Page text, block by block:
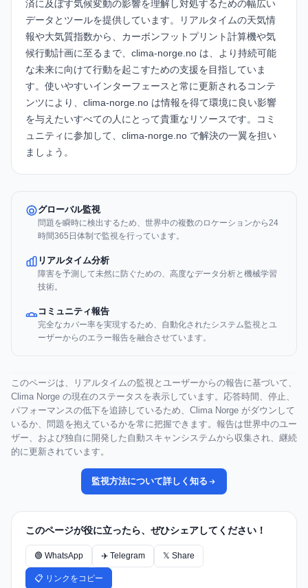
済に及ぼす気候変動の影響を理解し対処するための幅広い
データとツールを提供しています。リアルタイムの天気情
報や大気質指数から、カーボンフットプリント計算機や気
候行動計画に至るまで、clima-norge.no は、より持続可能
な未来に向けて行動を起こすための支援を目指していま
す。使いやすいインターフェースと常に更新されるコンテ
ンツにより、clima-norge.no は情報を得て環境に良い影響
を与えたいすべての人にとって貴重なリソースです。コミ
ュニティに参加して、 clima-norge.no で解決の一翼を担い
ましょう。
グローバル監視
問題を瞬時に検出するため、世界中の複数のロケーションから24
時間365日体制で監視を行っています。
リアルタイム分析
障害を予測して未然に防ぐための、高度なデータ分析と機械学習
技術。
コミュニティ報告
完全なカバー率を実現するため、自動化されたシステム監視とユ
ーザーからのエラー報告を融合させています。
このページは、リアルタイムの監視とユーザーからの報告に基づいて、
Clima Norge の現在のステータスを表示しています。応答時間、停止、
パフォーマンスの低下を追跡しているため、Clima Norge がダウンして
いるか、問題を抱えているかを常に把握できます。報告は世界中のユー
ザー、および独自に開発した自動スキャンシステムから収集され、継続
的に更新されています。
監視方法について詳しく知る
このページが役に立ったら、ぜひシェアしてください！
🟢 WhatsApp ✈️ Telegram 𝕏 Share
📋 リンクをコピー